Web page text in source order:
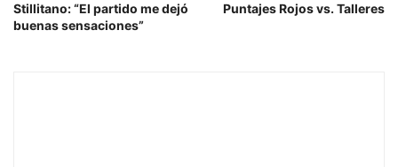
Stillitano: “El partido me dejó
buenas sensaciones”
Puntajes Rojos vs. Talleres